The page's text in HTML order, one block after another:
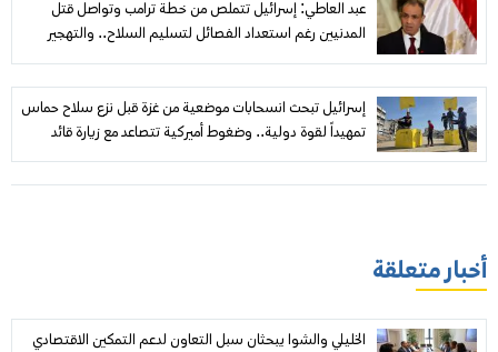
عبد العاطي: إسرائيل تتملص من خطة ترامب وتواصل قتل
المدنيين رغم استعداد الفصائل لتسليم السلاح.. والتهجير
إسرائيل تبحث انسحابات موضعية من غزة قبل نزع سلاح حماس
تمهيداً لقوة دولية.. وضغوط أميركية تتصاعد مع زيارة قائد
«سنتكوم»
أخبار متعلقة
الخليلي والشوا يبحثان سبل التعاون لدعم التمكين الاقتصادي